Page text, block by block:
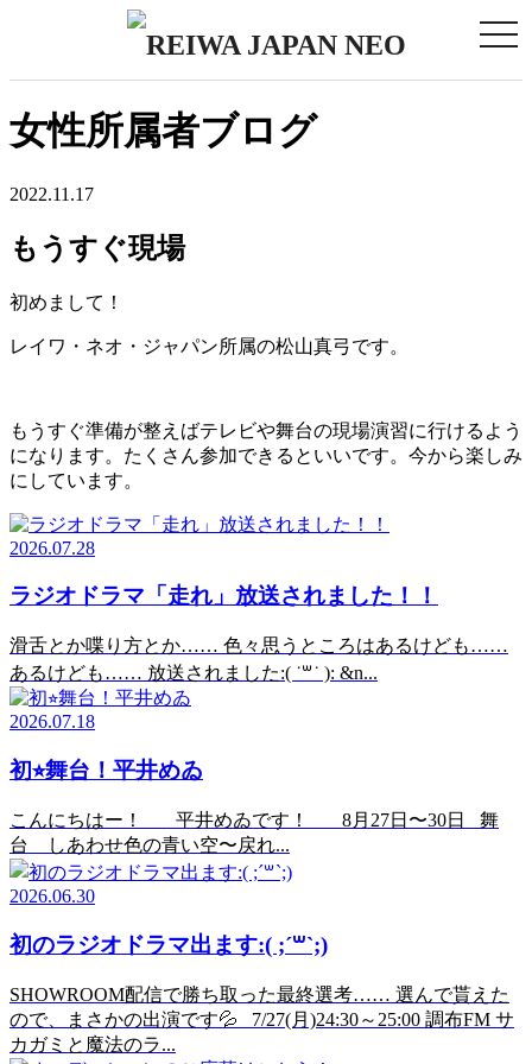
女性所属者ブログ
2022.11.17
もうすぐ現場
初めまして！
レイワ・ネオ・ジャパン所属の松山真弓です。
もうすぐ準備が整えばテレビや舞台の現場演習に行けるよう
になります。たくさん参加できるといいです。今から楽しみ
にしています。
2026.07.28
ラジオドラマ「走れ」放送されました！！
滑舌とか喋り方とか…… 色々思うところはあるけども……
あるけども…… 放送されました:( ˙꒳​˙ ): &n...
2026.07.18
初⭐︎舞台！平井めゐ
こんにちはー！ 平井めゐです！ 8月27日〜30日 舞
台 しあわせ色の青い空〜戻れ...
2026.06.30
初のラジオドラマ出ます:( ;´꒳`;)
SHOWROOM配信で勝ち取った最終選考…… 選んで貰えた
ので、まさかの出演です💦 7/27(月)24:30～25:00 調布FM サ
カガミと魔法のラ...